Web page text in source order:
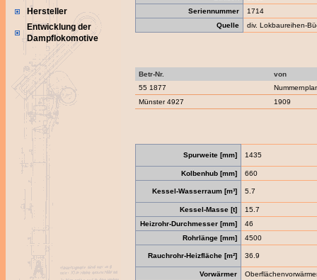
Hersteller
Entwicklung der
Dampflokomotive
Seriennummer
1714
Quelle
div. Lokbaureihen-
Betr-Nr.
von
55 1877
Münster 4927
1909
Spurweite [mm] 1435
Kolbenhub [mm] 660
Kessel-Wasserraum [m³] 5.7
Kessel-Masse [t]
15.7
Heizrohr-Durchmesser [mm]
46
Rohrlänge [mm]
4500
Rauchrohr-Heizfläche [m²] 36.9
Vorwärmer